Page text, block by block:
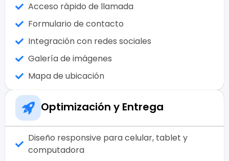
Acceso rápido de llamada
Formulario de contacto
Integración con redes sociales
Galería de imágenes
Mapa de ubicación
Optimización y Entrega
Diseño responsive para celular, tablet y
computadora